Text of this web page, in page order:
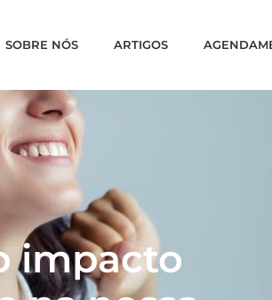
SOBRE NÓS ARTIGOS
impacto